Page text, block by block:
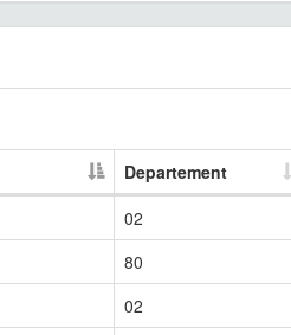
Departement
02
80
02